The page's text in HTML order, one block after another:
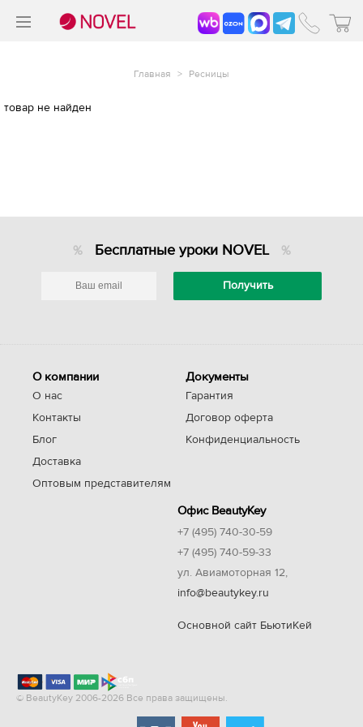
Главная > Ресницы
товар не найден
Бесплатные уроки NOVEL
О компании
О нас
Контакты
Блог
Доставка
Оптовым представителям
Документы
Гарантия
Договор оферта
Конфиденциальность
Офис BeautyKey
+7 (495) 740-30-59
+7 (495) 740-59-33
ул. Авиамоторная 12,
info@beautykey.ru
Основной сайт БьютиКей
© BeautyKey 2006-2026 Все права защищены.